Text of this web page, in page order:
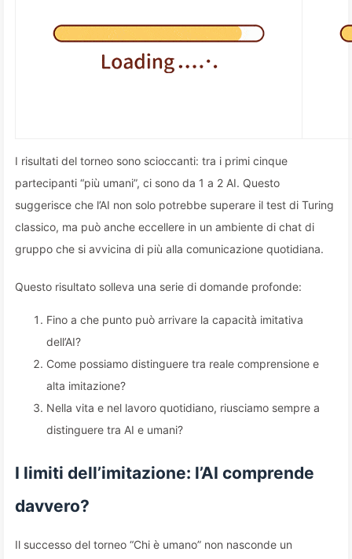
I risultati del torneo sono scioccanti: tra i primi cinque
partecipanti “più umani”, ci sono da 1 a 2 AI. Questo
suggerisce che l’AI non solo potrebbe superare il test di Turing
classico, ma può anche eccellere in un ambiente di chat di
gruppo che si avvicina di più alla comunicazione quotidiana.
Questo risultato solleva una serie di domande profonde:
Fino a che punto può arrivare la capacità imitativa
dell’AI?
Come possiamo distinguere tra reale comprensione e
alta imitazione?
Nella vita e nel lavoro quotidiano, riusciamo sempre a
distinguere tra AI e umani?
I limiti dell’imitazione: l’AI comprende
davvero?
Il successo del torneo “Chi è umano” non nasconde un